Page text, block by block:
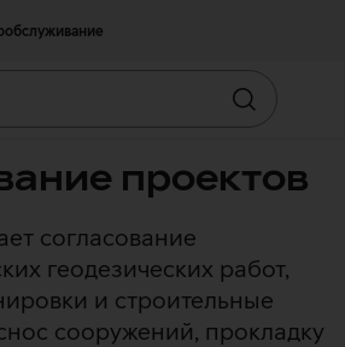
Искать
проектов
согласование
геодезических работ,
и строительные
сооружений, прокладку